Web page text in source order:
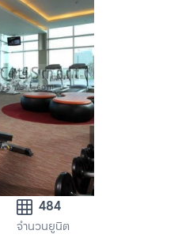
484
จำนวนยูนิต